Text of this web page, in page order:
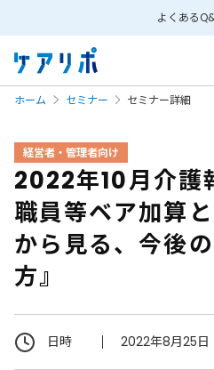
よくある
ホーム セミナー セミナー詳細
経営者・管理者向け
2022年10月介護
職員等ベア加算
から見る、今後
方』
日時 2022年8月25日